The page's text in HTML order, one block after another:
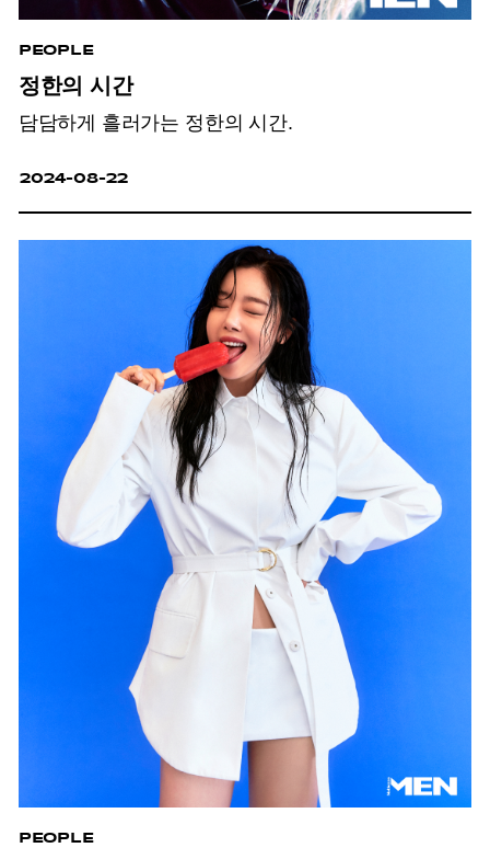
PEOPLE
정한의 시간
담담하게 흘러가는 정한의 시간.
2024-08-22
PEOPLE